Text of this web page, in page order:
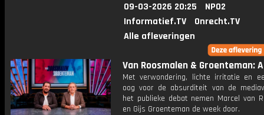
09-03-2026 20:25
NPO2
Informatief.TV
Onrecht.TV
Alle afleveringen
Van Roosmalen & Groenteman:
Met verwondering, lichte irritatie en
oog voor de absurditeit van de
het publieke debat nemen Marcel van
en Gijs Groenteman de week door.